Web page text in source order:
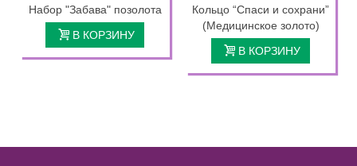
Набор "Забава" позолота
В КОРЗИНУ
Кольцо “Спаси и сохрани”
(Медицинское золото)
В КОРЗИНУ